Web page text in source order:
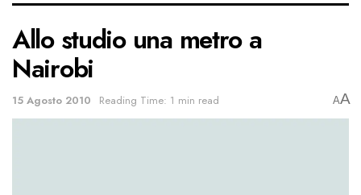
Allo studio una metro a
Nairobi
15 Agosto 2010 Reading Time: 1 min read AA